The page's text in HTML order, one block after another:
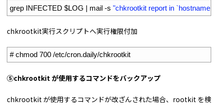
grep INFECTED $LOG | mail -s "chkrootkit report in `hostname`"
chkrootkit実行スクリプトへ実行権限付加
# chmod 700 /etc/cron.daily/chkrootkit
⑤chkrootkit が使用するコマンドをバックアップ
chkrootkit が使用するコマンドが改ざんされた場合、rootkit を検